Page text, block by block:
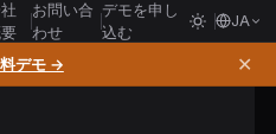
お問い合
わせ
デモを申し
込む
JA
デモ → ✕